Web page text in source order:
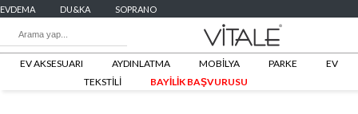
EVDEMA DU&KA SOPRANO
EV AKSESUARI AYDINLATMA MOBİLYA PARKE
EV
TEKSTİLİ
BAYİLİK BAŞVURUSU